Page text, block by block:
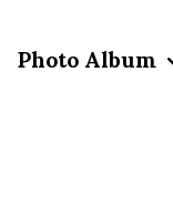
Photo Album